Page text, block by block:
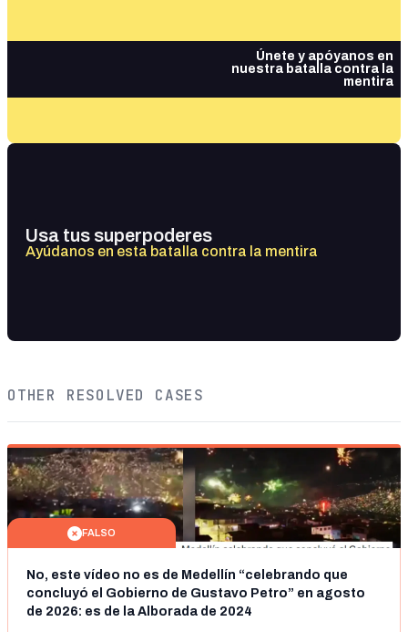
Únete y apóyanos en
nuestra batalla contra la
mentira
Usa tus superpoderes
Ayúdanos en esta batalla contra la mentira
OTHER RESOLVED CASES
FALSO
No, este vídeo no es de Medellín “celebrando que
concluyó el Gobierno de Gustavo Petro” en agosto
de 2026: es de la Alborada de 2024